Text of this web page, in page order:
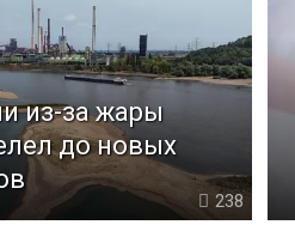
из-за жары
до новых
238